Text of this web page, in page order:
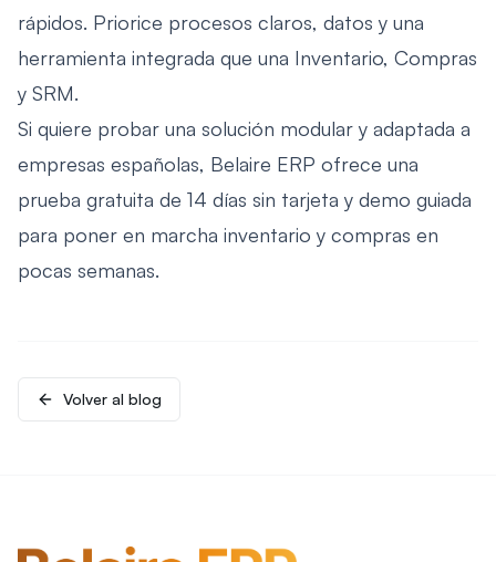
rápidos. Priorice procesos claros, datos y una
herramienta integrada que una Inventario, Compras
y SRM.
Si quiere probar una solución modular y adaptada a
empresas españolas, Belaire ERP ofrece una
prueba gratuita de 14 días sin tarjeta y demo guiada
para poner en marcha inventario y compras en
pocas semanas.
Volver al blog